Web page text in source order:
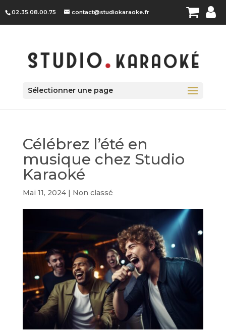
02.35.08.00.75 contact@studiokaraoke.fr
Sélectionner une page
Célébrez l’été en
musique chez Studio
Karaoké
Mai 11, 2024| Non classé